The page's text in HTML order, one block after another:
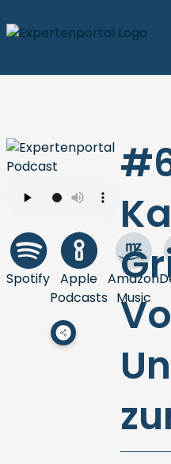
Spotify Apple
Podcasts
Amazon
Music